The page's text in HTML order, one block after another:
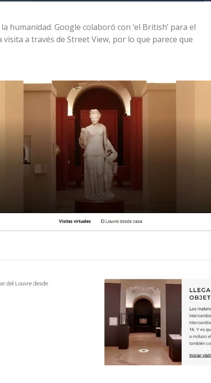
humanidad. Google colaboró con ‘el British’ para el
a través de Street View, por lo que parece que